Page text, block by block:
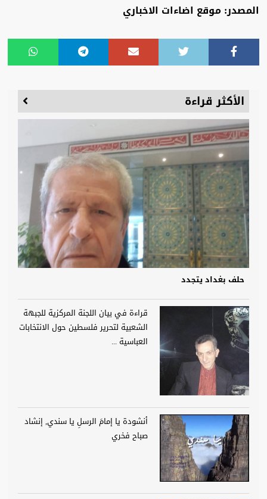
المصدر: موقع اضاءات الاخباري
الأكثر قراءة
حلف بغداد يتجدد
قراءة في بيان اللجنة المركزية للجبهة
الشعبية لتحرير فلسطين حول الانتخابات
العباسية ...
أنشودة يا إمامَ الرسلِ يا سندي, إنشاد
صباح فخري